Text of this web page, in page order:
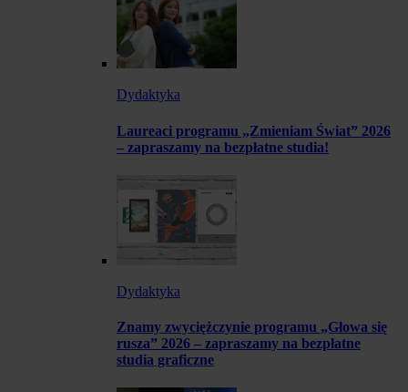
Dydaktyka
Laureaci programu „Zmieniam Świat” 2026
– zapraszamy na bezpłatne studia!
Dydaktyka
Znamy zwyciężczynie programu „Głowa się
rusza” 2026 – zapraszamy na bezpłatne
studia graficzne